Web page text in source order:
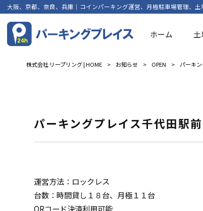
大阪、京都、奈良、兵庫｜コインパーキング運営、月極駐車場管理、
ホーム
株式会社 リープリング | HOME > お知らせ > OPEN > パーキ
パーキングプレイス千代田駅
運営方法：ロックレス
台数：時間貸し１８台、月極１１台
QRコード決済利用可能